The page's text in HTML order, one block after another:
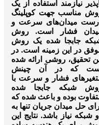
نیازمند استفاده از یک
مناسب جهت کوپلینگ
میدان‌های سرعت و
فشار است. روش
جابجا شده یک روش
در این زمینه است. در
تحقیق، روشی ارائه شده
که در آن چینش
فشار و سرعت با
شبکه جابجا شده
بوده و باعث شده که
حل میدان جریان تنها به
شبکه نیاز باشد. نتایج این